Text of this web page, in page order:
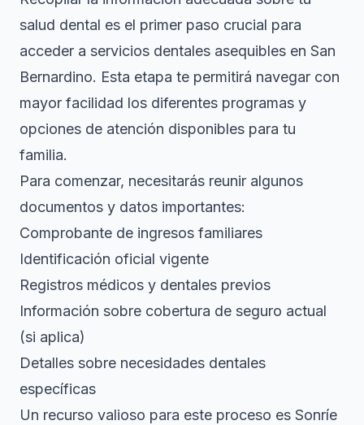
salud dental es el primer paso crucial para
acceder a servicios dentales asequibles en San
Bernardino. Esta etapa te permitirá navegar con
mayor facilidad los diferentes programas y
opciones de atención disponibles para tu
familia.
Para comenzar, necesitarás reunir algunos
documentos y datos importantes:
Comprobante de ingresos familiares
Identificación oficial vigente
Registros médicos y dentales previos
Información sobre cobertura de seguro actual
(si aplica)
Detalles sobre necesidades dentales
específicas
Un recurso valioso para este proceso es Sonríe